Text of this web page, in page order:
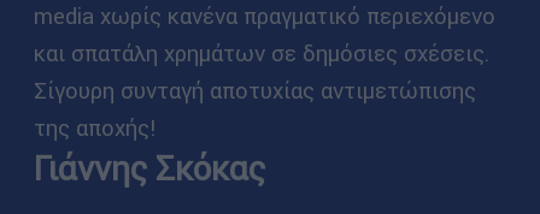
media χωρίς κανένα πραγματικό περιεχόμενο
και σπατάλη χρημάτων σε δημόσιες σχέσεις.
Σίγουρη συνταγή αποτυχίας αντιμετώπισης
της αποχής!
Γιάννης Σκόκας